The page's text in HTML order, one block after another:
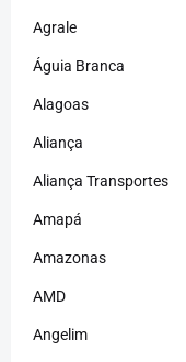
Agrale
Águia Branca
Alagoas
Aliança
Aliança Transportes
Amapá
Amazonas
AMD
Angelim